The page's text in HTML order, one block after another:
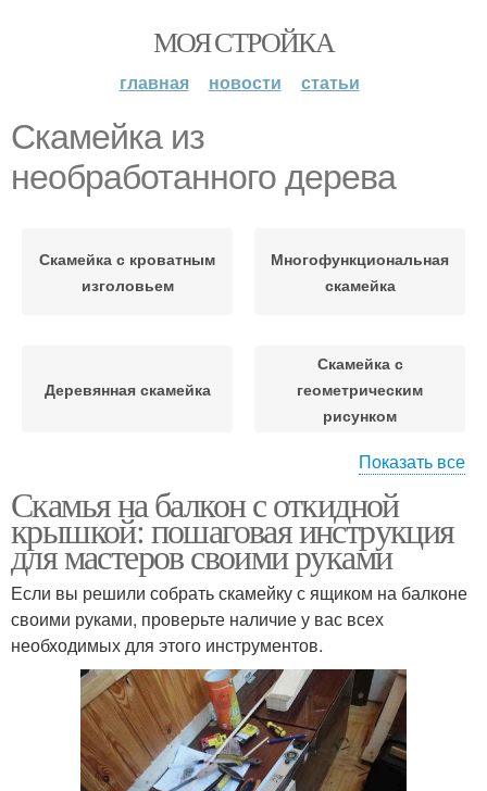
МОЯ СТРОЙКА
главная новости статьи
Скамейка из
необработанного дерева
Скамейка с кроватным
изголовьем
Многофункциональная
скамейка
Деревянная скамейка
Скамейка с
геометрическим
рисунком
Элегантная скамейка
Скамейка с мягкой
обивкой
Шкаф со скамейкой Современная скамейка
Показать все
Скамья на балкон с откидной
крышкой: пошаговая инструкция
для мастеров своими руками
Если вы решили собрать скамейку с ящиком на балконе
своими руками, проверьте наличие у вас всех
необходимых для этого инструментов.